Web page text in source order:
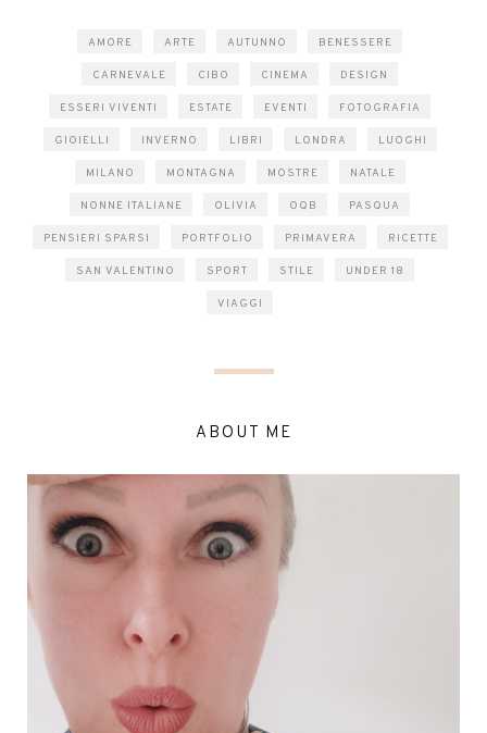
AMORE ARTE AUTUNNO BENESSERE
CARNEVALE CIBO CINEMA DESIGN
ESSERI VIVENTI ESTATE EVENTI FOTOGRAFIA
GIOIELLI INVERNO LIBRI LONDRA LUOGHI
MILANO MONTAGNA MOSTRE NATALE
NONNE ITALIANE OLIVIA OQB PASQUA
PENSIERI SPARSI PORTFOLIO PRIMAVERA RICETTE
SAN VALENTINO SPORT STILE UNDER 18
VIAGGI
ABOUT ME